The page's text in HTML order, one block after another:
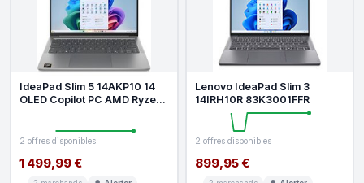
IdeaPad Slim 5 14AKP10 14
OLED Copilot PC AMD Ryzen
2 offres disponibles
1 499,99 €
Lenovo IdeaPad Slim 3
14IRH10R 83K3001FFR
2 offres disponibles
899,95 €